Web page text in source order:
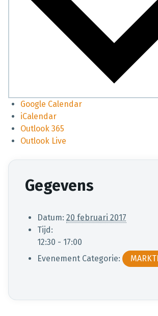
Google Calendar
iCalendar
Outlook 365
Outlook Live
Gegevens
Datum: 20 februari 2017
Tijd:
12:30 - 17:00
Evenement Categorie: